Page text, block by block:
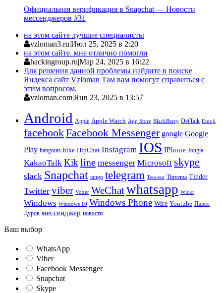
Официальная верификация в Snapchat — Новости
мессенджеров #31
на этом сайте лучшие специалисты
vzloman3.ru|Июл 25, 2025 в 2:20
на этом сайте. мне отлично помогли
hackingroup.ru|Мар 24, 2025 в 16:22
Для решения данной проблемы найдите в поиске
Яндекса сайт Vzloman Там вам помогут справиться с
этим вопросом.
vzloman.com|Янв 23, 2025 в 13:57
Android Apple Apple Watch App Store BlackBerry DefTalk Emoji
facebookFacebook Messenger google Google
Play hangouts hike HipChat Instagram IOS IPhone Jongla
KakaoTalk Kik line messenger Microsoft skype
slack Snapchat tango telegram Tencent Threema Tinder
Twitter viber Voxer WeChatwhatsapp Wickr
Windows Windows 10 Windows Phone Wire Youtube Павел
Дуров мессенджер новости
Ваш выбор
WhatsApp
Viber
Facebook Messenger
Snapchat
Skype